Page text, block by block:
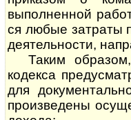
выполненной
ся любые затраты
деятельности,
Таким
кодекса
для
произведены